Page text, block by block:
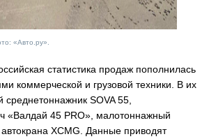
«Авто.ру».
статистика продаж пополнилась
коммерческой и грузовой техники. В их
среднетоннажник SOVA 55,
«Валдай 45 PRO», малотоннажный
XCMG. Данные приводят